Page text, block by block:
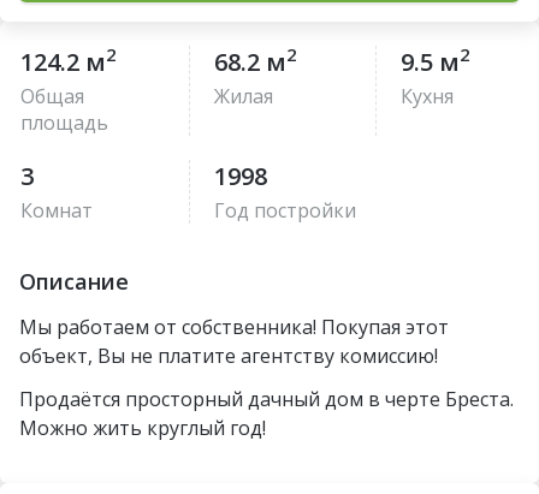
124.2 м2
Общая
площадь
68.2 м2
Жилая
9.5 м2
Кухня
3
Комнат
1998
Год постройки
Описание
Мы работаем от собственника! Покупая этот
объект, Вы не платите агентству комиссию!
Продаётся просторный дачный дом в черте Бреста.
Можно жить круглый год!